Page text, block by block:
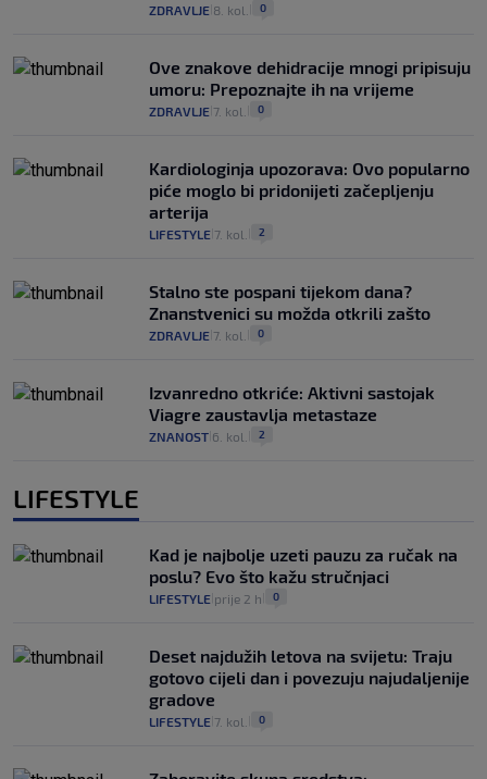
ZDRAVLJE 8. kol. 0
Ove znakove dehidracije mnogi pripisuju
umoru: Prepoznajte ih na vrijeme
ZDRAVLJE 7. kol. 0
Kardiologinja upozorava: Ovo popularno
piće moglo bi pridonijeti začepljenju
arterija
LIFESTYLE 7. kol. 2
Stalno ste pospani tijekom dana?
Znanstvenici su možda otkrili zašto
ZDRAVLJE 7. kol. 0
Izvanredno otkriće: Aktivni sastojak
Viagre zaustavlja metastaze
ZNANOST 6. kol. 2
LIFESTYLE
Kad je najbolje uzeti pauzu za ručak na
poslu? Evo što kažu stručnjaci
LIFESTYLE prije 2 h 0
Deset najdužih letova na svijetu: Traju
gotovo cijeli dan i povezuju najudaljenije
gradove
LIFESTYLE 7. kol. 0